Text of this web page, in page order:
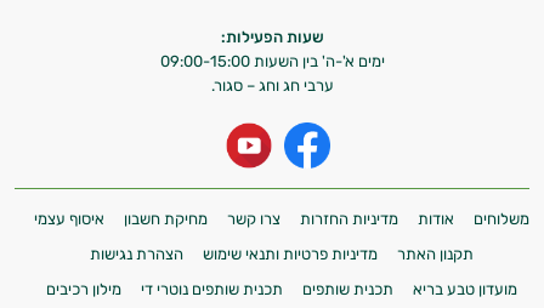
שעות הפעילות:
ימים א'-ה' בין השעות 09:00-15:00
ערבי חג וחג – סגור.
משלוחים אודות מדיניות החזרות צרו קשר מחיקת חשבון
איסוף עצמי
תקנון האתר
מדיניות פרטיות ותנאי שימוש
הצהרת נגישות
מועדון טבע בריא
תכנית שותפים תכנית שותפים נוטרי די מילון רכיבים